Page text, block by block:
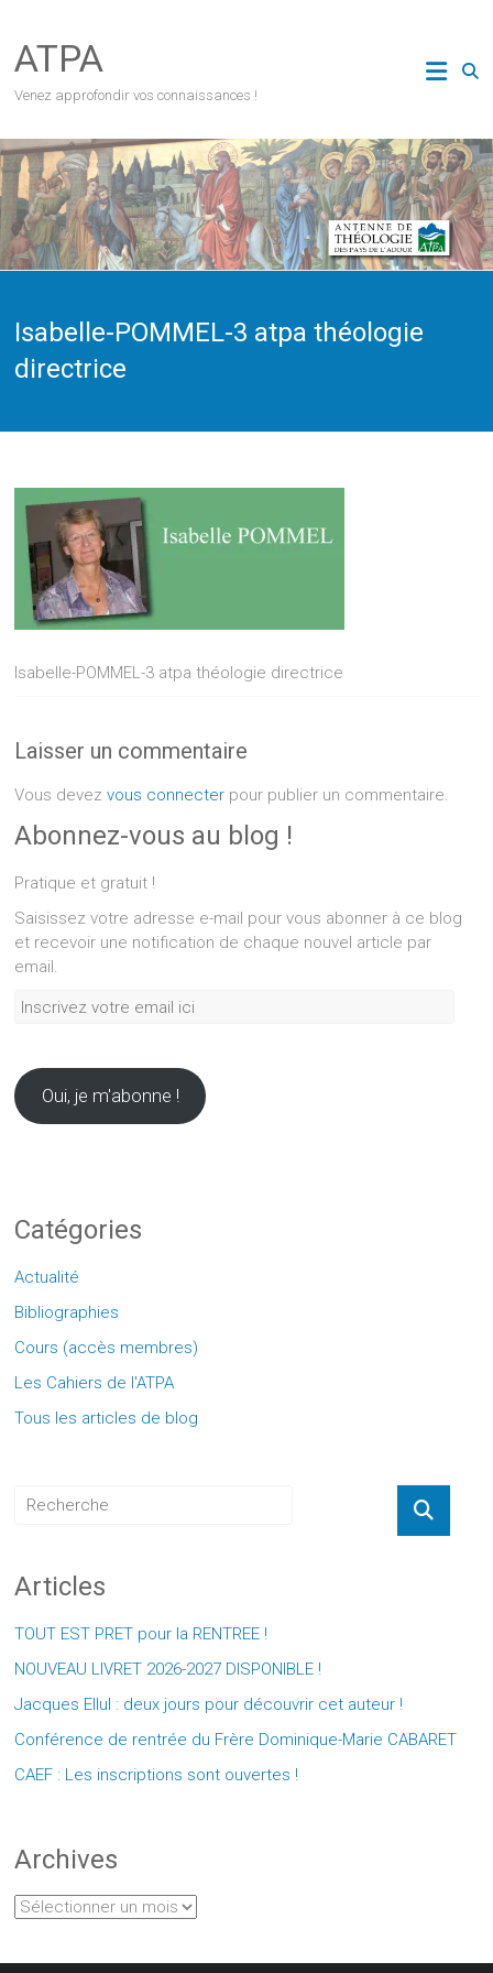
content
ATPA
Venez approfondir vos connaissances !
Isabelle-POMMEL-3 atpa théologie
directrice
Isabelle-POMMEL-3 atpa théologie directrice
Laisser un commentaire
Vous devezvous connecter pour publier un commentaire.
Abonnez-vous au blog !
Pratique et gratuit !
Saisissez votre adresse e-mail pour vous abonner à ce blog
et recevoir une notification de chaque nouvel article par
email.
Inscrivez
ici
Oui, je m'abonne !
Catégories
Actualité
Bibliographies
Cours (accès membres)
Les Cahiers de l'ATPA
Tous les articles de blog
Articles
TOUT EST PRET pour la RENTREE !
NOUVEAU LIVRET 2026-2027 DISPONIBLE !
Jacques Ellul : deux jours pour découvrir cet auteur !
Conférence de rentrée du Frère Dominique-Marie CABARET
CAEF : Les inscriptions sont ouvertes !
Archives
Archives